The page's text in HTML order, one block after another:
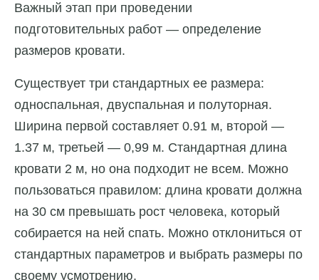
Важный этап при проведении
подготовительных работ — определение
размеров кровати.
Существует три стандартных ее размера:
односпальная, двуспальная и полуторная.
Ширина первой составляет 0.91 м, второй —
1.37 м, третьей — 0,99 м. Стандартная длина
кровати 2 м, но она подходит не всем. Можно
пользоваться правилом: длина кровати должна
на 30 см превышать рост человека, который
собирается на ней спать. Можно отклониться от
стандартных параметров и выбрать размеры по
своему усмотрению.